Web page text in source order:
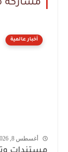
مشاركة
أخبار عالمية
أغسطس 8, 2026